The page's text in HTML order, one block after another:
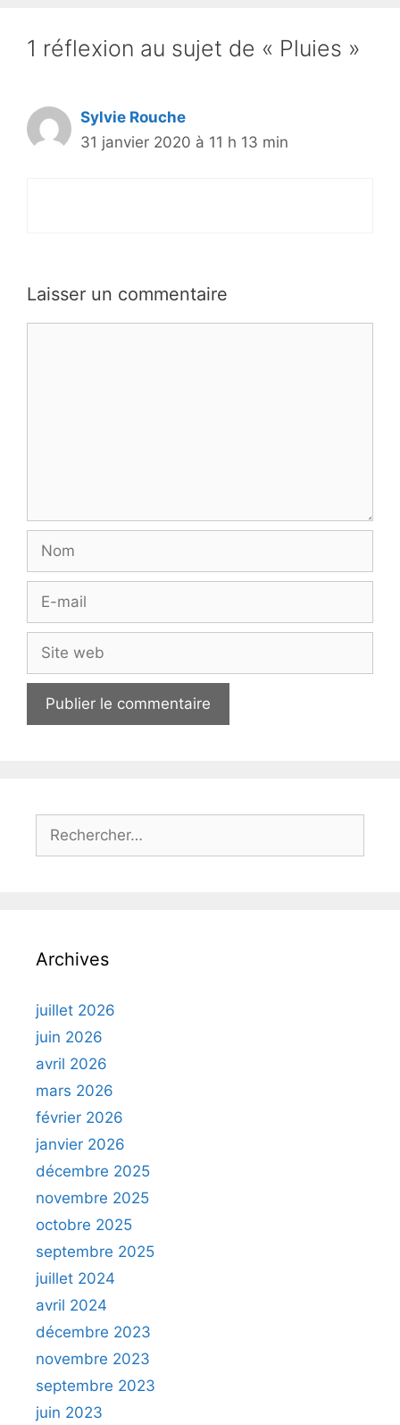
1 réflexion au sujet de « Pluies »
Sylvie Rouche
31 janvier 2020 à 11 h 13 min
Laisser un commentaire
mail
web
Archives
juillet 2026
juin 2026
avril 2026
mars 2026
février 2026
janvier 2026
décembre 2025
novembre 2025
octobre 2025
septembre 2025
juillet 2024
avril 2024
décembre 2023
novembre 2023
septembre 2023
juin 2023